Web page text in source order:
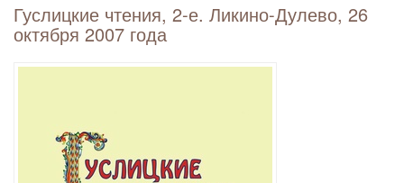
Гуслицкие чтения, 2-е. Ликино-Дулево, 26
октября 2007 года